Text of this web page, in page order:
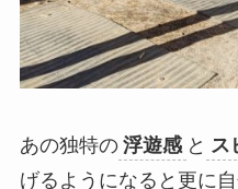
あの独特の 浮遊感 と ス
げるようになると更に